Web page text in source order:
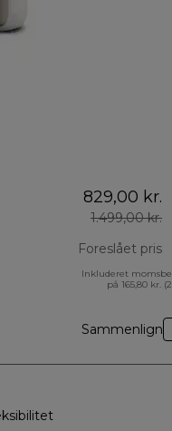
829,00 kr.
1.499,00 kr.
Foreslået pris
Inkluderet
på 165,80 kr.
Sammenlign